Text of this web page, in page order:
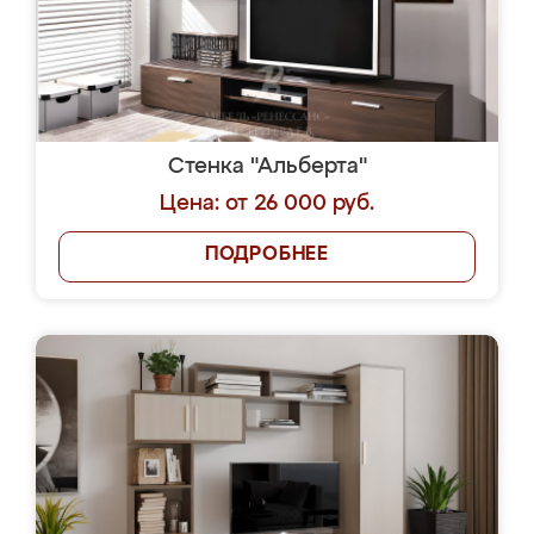
Стенка "Альберта"
Цена: от 26 000 руб.
ПОДРОБНЕЕ